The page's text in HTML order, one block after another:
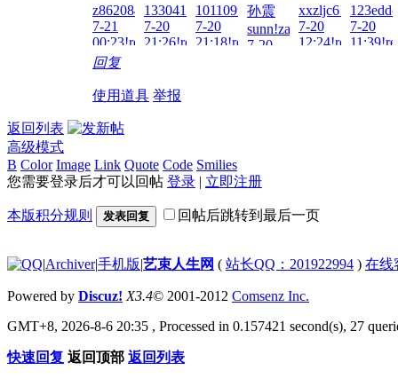
z862084139!zai!2026-
7-21
00:23!read!
133041497007!zai!2026-
7-20
21:26!read!
101109tt!zai!2026-
7-20
21:18!read!
孙震
sunn!zai!2026-
7-20
xxzljc6!zai!2026-
7-20
12:24!read!
7-20
回复
使用道具 举报
返回列表
高级模式
B Color Image Link Quote Code Smilies
您需要登录后才可以回帖 登录 | 立即注册
本版积分规则 发表回复 回帖后跳转到最后一页
|Archiver|手机版|艺束人生网 ( 站长QQ：201922994 ) 在线
Powered by Discuz! X3.4© 2001-2012 Comsenz Inc.
GMT+8, 2026-8-6 20:35 , Processed in 0.157421 second(s), 27
快速回复 返回顶部 返回列表